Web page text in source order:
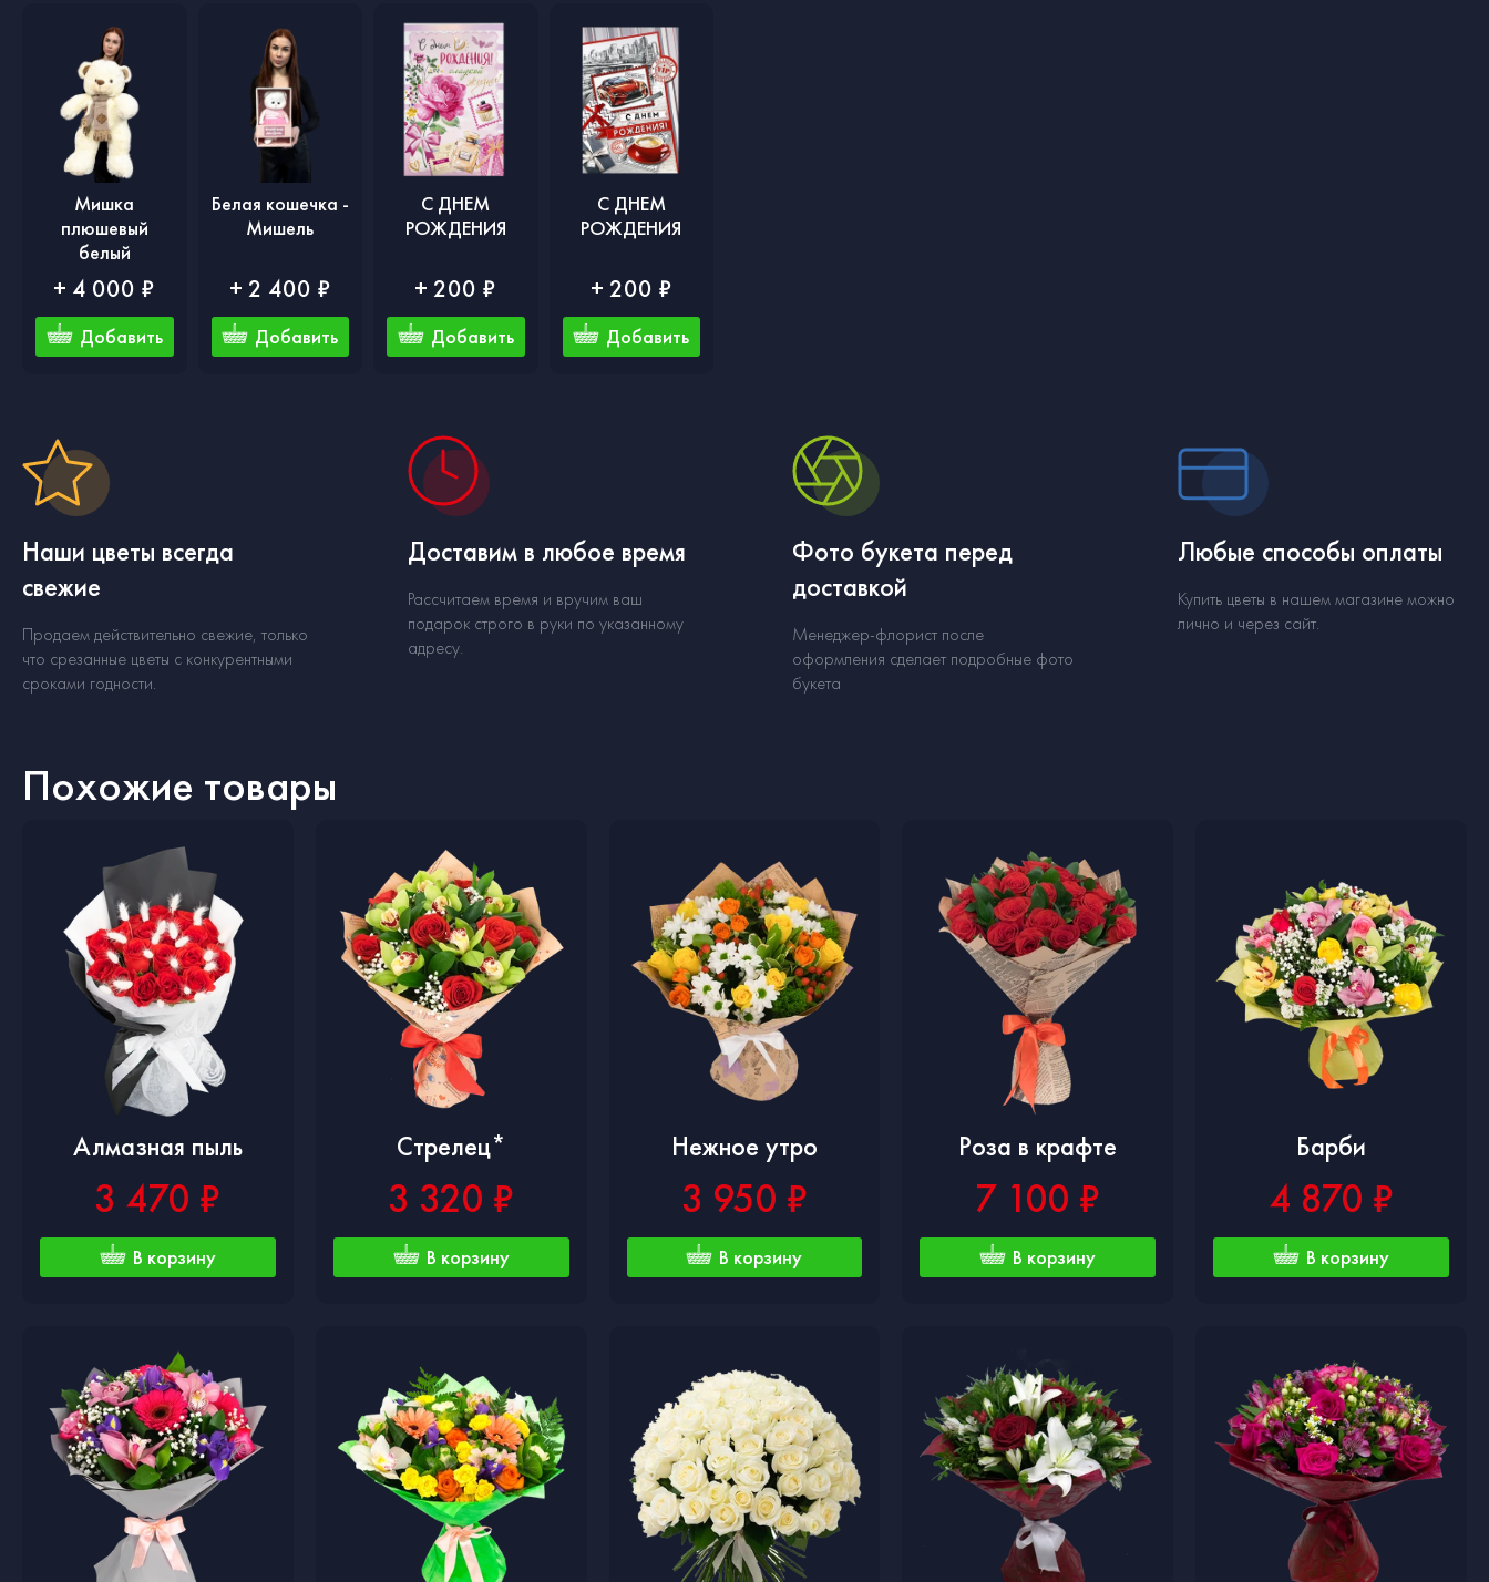
Мишка
плюшевый
белый
+ 4 000 ₽
Добавить
Белая кошечка -
Мишель
+ 2 400 ₽
Добавить
С ДНЕМ
РОЖДЕНИЯ
+ 200 ₽
Добавить
С ДНЕМ
РОЖДЕНИЯ
+ 200 ₽
Добавить
Наши цветы всегда
свежие
Продаем действительно свежие, только
что срезанные цветы с конкурентными
сроками годности.
Доставим в любое время
Рассчитаем время и вручим ваш
подарок строго в руки по указанному
адресу.
Фото букета перед
доставкой
Менеджер-флорист после
оформления сделает подробные фото
букета
Любые способы оплаты
Купить цветы в нашем магазине можно
лично и через сайт.
Похожие товары
Алмазная пыль
3 470 ₽
В корзину
Стрелец*
3 320 ₽
В корзину
Нежное утро
3 950 ₽
В корзину
Роза в крафте
7 100 ₽
В корзину
Барби
4 870 ₽
В корзину